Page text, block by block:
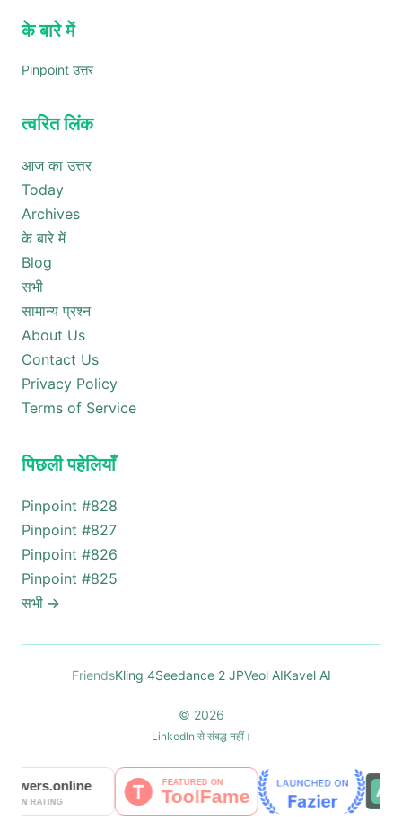
के बारे में
Pinpoint उत्तर
त्वरित लिंक
आज का उत्तर
Today
Archives
के बारे में
Blog
सभी
सामान्य प्रश्न
About Us
Contact Us
Privacy Policy
Terms of Service
पिछली पहेलियाँ
Pinpoint #828
Pinpoint #827
Pinpoint #826
Pinpoint #825
सभी →
FriendsKling 4Seedance 2 JPVeol AIKavel AI
© 2026
LinkedIn से संबद्ध नहीं।